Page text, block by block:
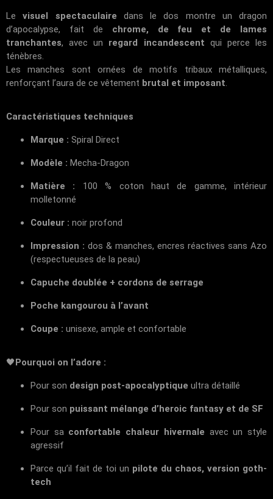
Levisuel spectaculaire dans le dos montre un dragon
d’apocalypse, fait de chrome, de feu et de lames
tranchantes, avec un regard incandescent qui perce les
ténèbres.
Les manches sont ornées de motifs tribaux métalliques,
renforçant l’aura de ce vêtement brutal et imposant.
Caractéristiques techniques
Marque : Spiral Direct
Modèle : Mecha-Dragon
Matière : 100 % coton haut de gamme, intérieur
molletonné
Couleur : noir profond
Impression : dos & manches, encres réactives sans Azo
(respectueuses de la peau)
Capuche doublée + cordons de serrage
Poche kangourou à l’avant
Coupe : unisexe, ample et confortable
🖤Pourquoi on l’adore :
Pour son design post-apocalyptique ultra détaillé
Pour son puissant mélange d’heroic fantasy et de SF
Pour sa confortable chaleur hivernale avec un style
agressif
Parce qu’il fait de toi un pilote du chaos, version goth-
tech